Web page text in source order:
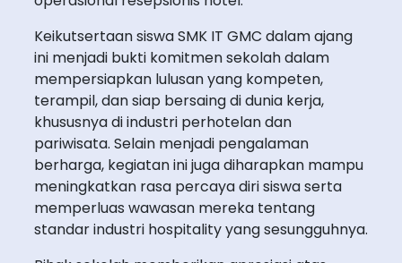
Keikutsertaan siswa SMK IT GMC dalam ajang
ini menjadi bukti komitmen sekolah dalam
mempersiapkan lulusan yang kompeten,
terampil, dan siap bersaing di dunia kerja,
khususnya di industri perhotelan dan
pariwisata. Selain menjadi pengalaman
berharga, kegiatan ini juga diharapkan mampu
meningkatkan rasa percaya diri siswa serta
memperluas wawasan mereka tentang
standar industri hospitality yang sesungguhnya.